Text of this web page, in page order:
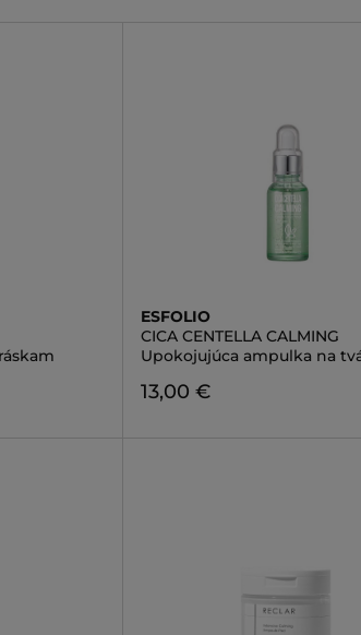
ESFOLIO
CICA CENTELLA CALMING
Upokojujúca ampulka na
13,00 €